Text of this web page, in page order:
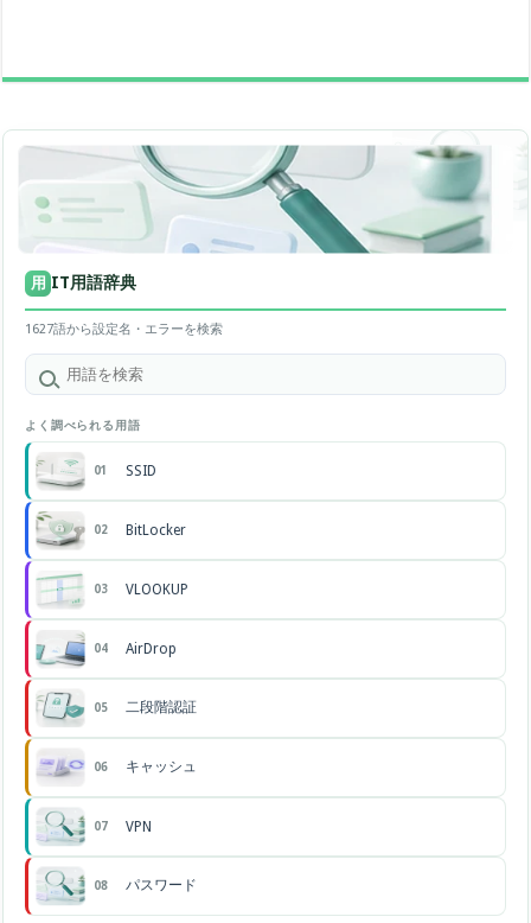
用 IT用語辞典
1627語から設定名・エラーを検索
よく調べられる用語
01 SSID
02 BitLocker
03 VLOOKUP
04 AirDrop
05 二段階認証
06 キャッシュ
07 VPN
08 パスワード